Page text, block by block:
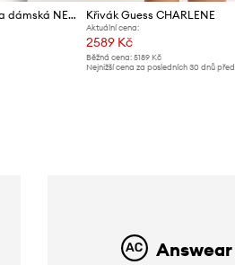
Guess prošívaná bunda dámská NEW VONA Křivák Guess CHARLENE
Aktuální cena:
2589 Kč
Běžná cena: 5189 Kč
Nejnižší cena za posledních 30 dnů